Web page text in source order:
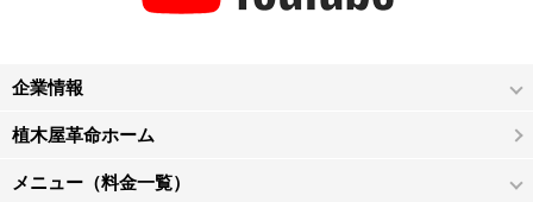
企業情報
植木屋革命ホーム
メニュー（料金一覧）